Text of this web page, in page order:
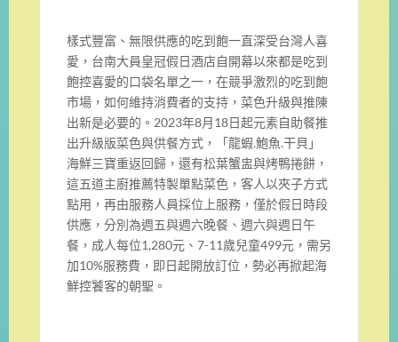
樣式豐富、無限供應的吃到飽一直深受台灣人喜
愛，台南大員皇冠假日酒店自開幕以來都是吃到
飽控喜愛的口袋名單之一，在競爭激烈的吃到飽
市場，如何維持消費者的支持，菜色升級與推陳
出新是必要的。2023年8月18日起元素自助餐推
出升級版菜色與供餐方式，「龍蝦.鮑魚.干貝」
海鮮三寶重返回歸，還有松葉蟹盅與烤鴨捲餅，
這五道主廚推薦特製單點菜色，客人以夾子方式
點用，再由服務人員採位上服務，僅於假日時段
供應，分別為週五與週六晚餐、週六與週日午
餐，成人每位1,280元、7-11歲兒童499元，需另
加10%服務費，即日起開放訂位，勢必再掀起海
鮮控饕客的朝聖。